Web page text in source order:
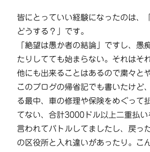
皆にとっていい経験になったのは、
どうする？」です。
「絶望は愚か者の結論」ですし、愚
たりしてても始まらない。それはそ
他にも出来ることはあるので粛々と
このブログの帰省記でも書いたけど
る最中、車の修理や保険をめぐって
てない、合計3000ドル以上二重払い
言われてバトルしてましたし、戻っ
の区役所と入れ違いがあったり。こ